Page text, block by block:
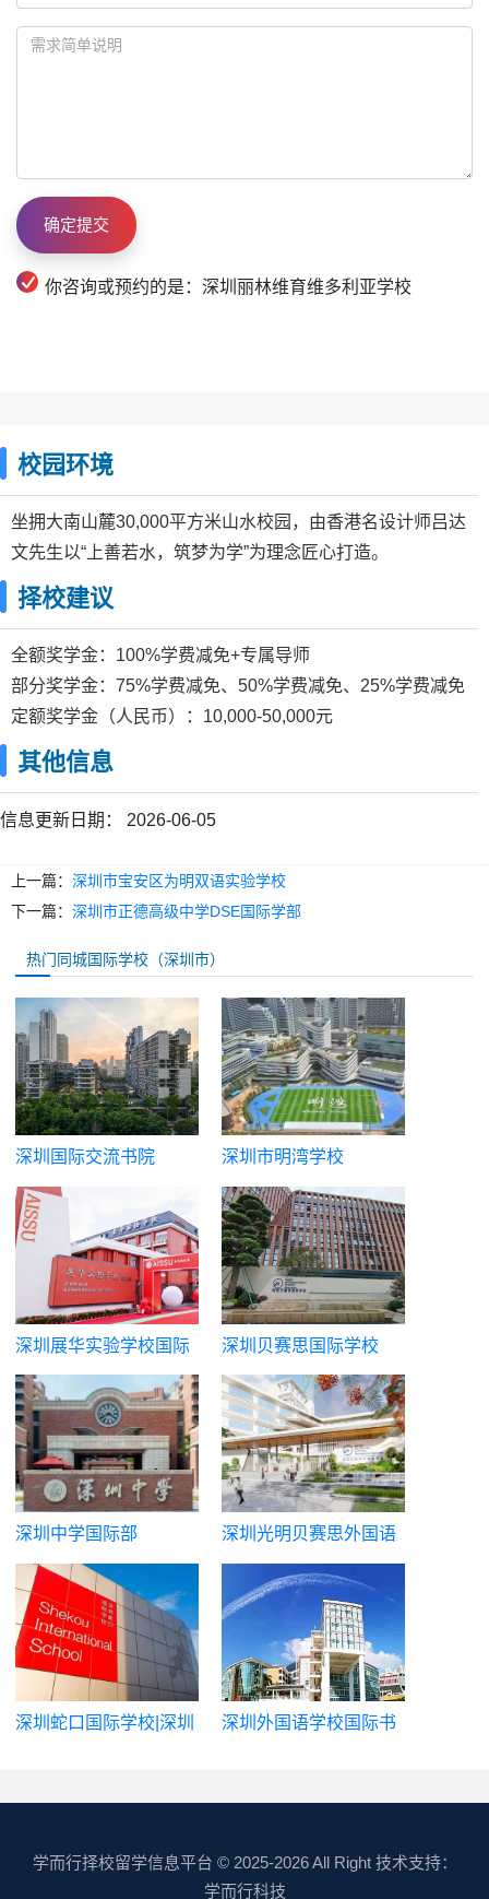
你咨询或预约的是：深圳丽林维育维多利亚学校
校园环境
坐拥大南山麓30,000平方米山水校园，由香港名设计师吕达
文先生以“上善若水，筑梦为学”为理念匠心打造。
择校建议
全额奖学金：100%学费减免+专属导师
部分奖学金：75%学费减免、50%学费减免、25%学费减免
定额奖学金（人民币）：10,000-50,000元
其他信息
信息更新日期： 2026-06-05
上一篇： 深圳市宝安区为明双语实验学校
下一篇： 深圳市正德高级中学DSE国际学部
热门同城国际学校（深圳市）
深圳国际交流书院 深圳市明湾学校
深圳展华实验学校国际
部
深圳贝赛思国际学校
（蛇贝）
深圳中学国际部
深圳光明贝赛思外国语
学校
深圳蛇口国际学校|深圳
深圳外国语学校国际书
学而行择校留学信息平台 © 2025-2026 All Right 技术支持：
学而行科技